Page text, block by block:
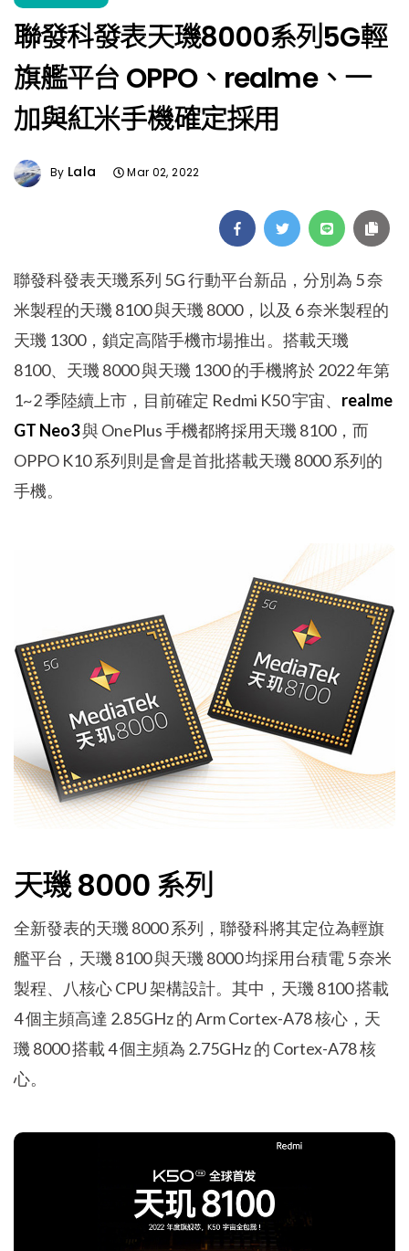
聯發科發表天璣8000系列5G輕
旗艦平台 OPPO、realme、一
加與紅米手機確定採用
By Lala Mar 02, 2022
聯發科發表天璣系列 5G 行動平台新品，分別為 5 奈
米製程的天璣 8100 與天璣 8000，以及 6 奈米製程的
天璣 1300，鎖定高階手機市場推出。搭載天璣
8100、天璣 8000 與天璣 1300 的手機將於 2022 年第
1~2 季陸續上市，目前確定 Redmi K50 宇宙、 realme
GT Neo3與 OnePlus 手機都將採用天璣 8100，而
OPPO K10 系列則是會是首批搭載天璣 8000 系列的
手機。
天璣 8000 系列
全新發表的天璣 8000 系列，聯發科將其定位為輕旗
艦平台，天璣 8100 與天璣 8000 均採用台積電 5 奈米
製程、八核心 CPU 架構設計。其中，天璣 8100 搭載
4 個主頻高達 2.85GHz 的 Arm Cortex-A78 核心，天
璣 8000 搭載 4 個主頻為 2.75GHz 的 Cortex-A78 核
心。